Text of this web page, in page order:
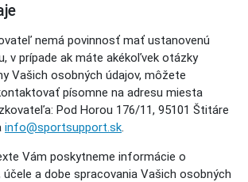
nemá povinnosť mať ustanovenú
v prípade ak máte akékoľvek otázky
Vašich osobných údajov, môžete
písomne na adresu miesta
Pod Horou 176/11, 95101 Štitáre
info@sportsupport.sk
Vám poskytneme informácie o
a dobe spracovania Vašich osobných